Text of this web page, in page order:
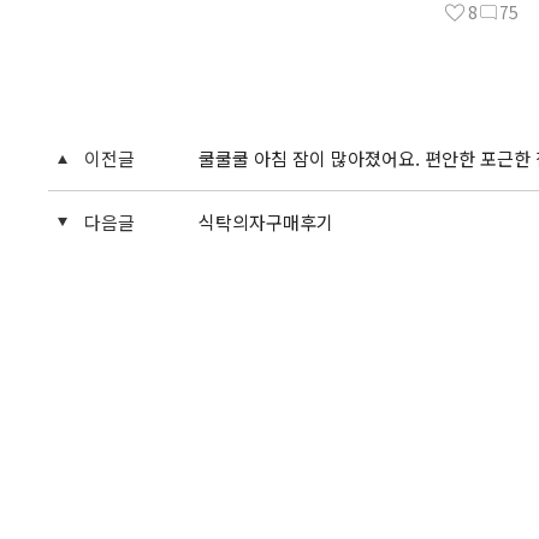
8 75
이전글 쿨쿨쿨 아침 잠이 많아졌어요. 편안한 포근한
다음글 식탁의자구매후기